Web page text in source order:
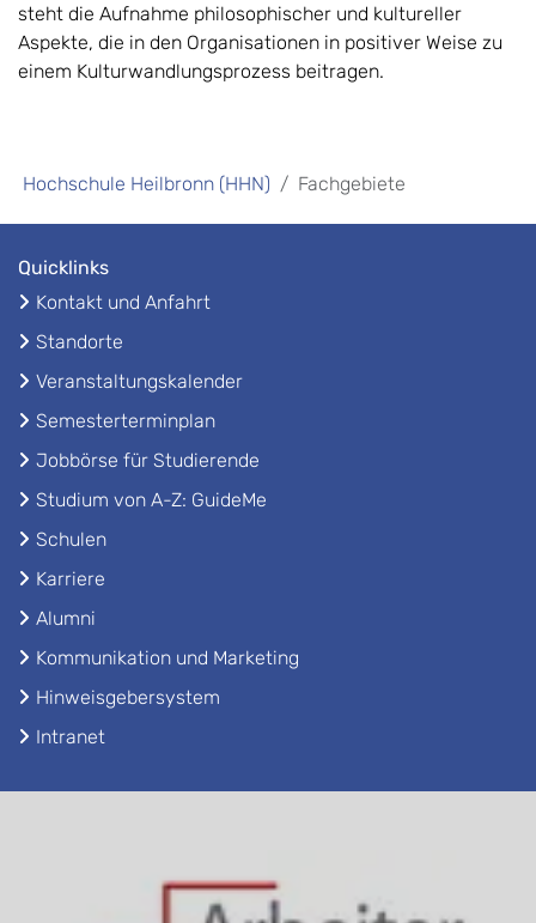
steht die Aufnahme philosophischer und kultureller
Aspekte, die in den Organisationen in positiver Weise zu
einem Kulturwandlungsprozess beitragen.
Hochschule Heilbronn (HHN) Fachgebiete
Quicklinks
Kontakt und Anfahrt
Standorte
Veranstaltungskalender
Semesterterminplan
Jobbörse für Studierende
Studium von A-Z: GuideMe
Schulen
Karriere
Alumni
Kommunikation und Marketing
Hinweisgebersystem
Intranet